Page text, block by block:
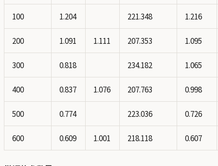
100 1.204 221.348 1.216
200 1.091 1.111 207.353 1.095
300 0.818 234.182 1.065
400 0.837 1.076 207.763 0.998
500 0.774 223.036 0.726
600 0.609 1.001 218.118 0.607